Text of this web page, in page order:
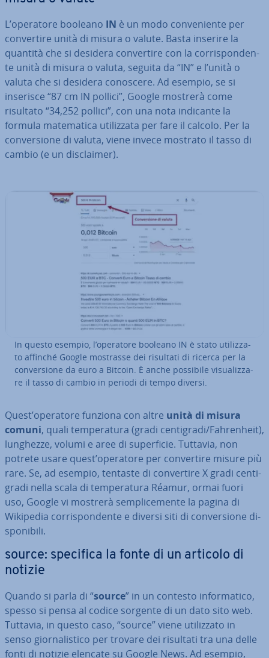
L’operatore booleano IN è un modo con­ve­nien­te per
con­ver­ti­re unità di misura o valute. Basta inserire la
quantità che si desidera con­ver­ti­re con la cor­ri­spon­den­
te unità di misura o valuta, seguita da “IN” e l’unità o
valuta che si desidera conoscere. Ad esempio, se si
inserisce “87 cm IN pollici”, Google mostrerà come
risultato “34,252 pollici”, con una nota indicante la
formula ma­te­ma­ti­ca uti­liz­za­ta per fare il calcolo. Per la
con­ver­sio­ne di valuta, viene invece mostrato il tasso di
cambio (e un di­sclai­mer).
In questo esempio, l’operatore booleano IN è stato uti­liz­za­
to affinché Google mostrasse dei risultati di ricerca per la
con­ver­sio­ne da euro a Bitcoin. È anche possibile vi­sua­liz­za­
re il tasso di cambio in periodi di tempo diversi.
Quest’operatore funziona con altre unità di misura
comuni, quali tem­pe­ra­tu­ra (gradi cen­ti­gra­di/Fah­ren­heit),
lunghezze, volumi e aree di su­per­fi­cie. Tuttavia, non
potrete usare quest’operatore per con­ver­ti­re misure più
rare. Se, ad esempio, tentaste di con­ver­ti­re X gradi cen­ti­
gra­di nella scala di tem­pe­ra­tu­ra Réamur, ormai fuori
uso, Google vi mostrerà sem­pli­ce­men­te la pagina di
Wikipedia cor­ri­spon­den­te e diversi siti di con­ver­sio­ne di­
spo­ni­bi­li.
source: specifica la fonte di un articolo di
notizie
Quando si parla di “source” in un contesto in­for­ma­ti­co,
spesso si pensa al codice sorgente di un dato sito web.
Tuttavia, in questo caso, “source” viene uti­liz­za­to in
senso gior­na­li­sti­co per trovare dei risultati tra una delle
fonti di notizie elencate su Google News. Ad esempio,